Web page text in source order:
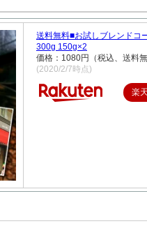
送料無料■お試しブレンドコ
300g 150g×2
価格：1080円（税込、送料
(2020/2/7時点)
楽